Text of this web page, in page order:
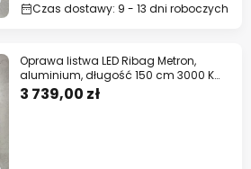
Czas dostawy: 9 - 13 dni roboczych
Oprawa listwa LED Ribag Metron,
aluminium, długość 150 cm 3000 K
DALI
3 739,00 zł